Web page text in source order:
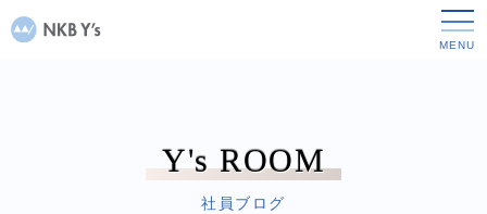
Y's ROOM
社員ブログ